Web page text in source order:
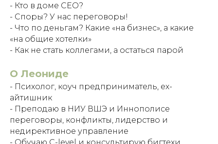
- Кто в доме CEO?
- Споры? У нас переговоры!
- Что по деньгам? Какие «на бизнес», а какие
«на общие хотелки»
- Как не стать коллегами, а остаться парой
О Леониде
- Психолог, коуч предприниматель, ех-
айтишник
- Преподаю в НИУ ВШЭ и Иннополисе
переговоры, конфликты, лидерство и
недирективное управление
- Обучаю C-level и консультирую бигтехи